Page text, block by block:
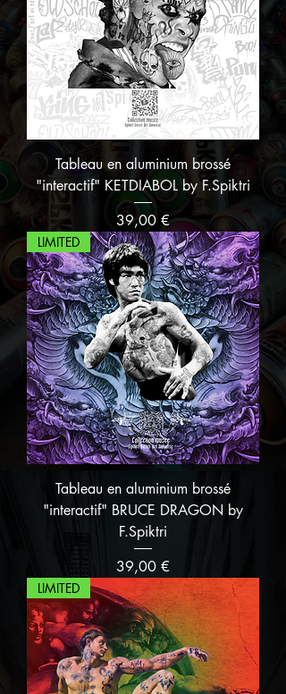
Tableau en aluminium brossé
"interactif" KETDIABOL by F.Spiktri
Prix
39,00 €
LIMITED
Tableau en aluminium brossé
"interactif" BRUCE DRAGON by
F.Spiktri
Prix
39,00 €
LIMITED